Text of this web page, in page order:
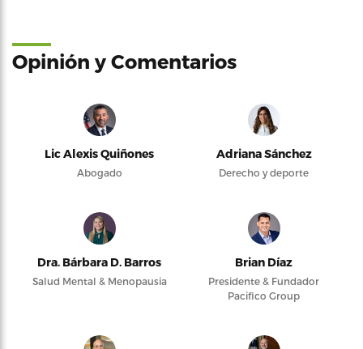
Opinión y Comentarios
Lic Alexis Quiñones
Abogado
Adriana Sánchez
Derecho y deporte
Dra. Bárbara D. Barros
Salud Mental & Menopausia
Brian Díaz
Presidente & Fundador
Pacifico Group